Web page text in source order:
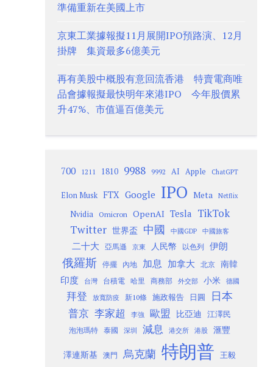
準備重新在美國上市
京東工業據報擬11月展開IPO預路演、12月
掛牌 集資最多6億美元
再有美股中概股有意回流香港 特賣電商唯
品會據報擬最快明年來港IPO 今年股價累
升47%、市值逼百億美元
700 1211 1810 9988 9992 AI Apple ChatGPT
Elon Musk FTX Google IPO Meta Netflix
Nvidia Omicron OpenAI Tesla TikTok
Twitter 世界盃 中國 中國GDP 中國旅客
二十大 亞馬遜 京東 人民幣 以色列 伊朗
俄羅斯 停擺 內地 加息 加拿大 北京
南韓
印度
台灣 台積電 哈里 商務部 外交部 小米 德國
拜登 放寬防疫 新10條 施政報告 日圓 日本
普京 李家超 李強 歐盟 比亞迪 江澤民
泡泡瑪特 泰國 深圳 減息 港交所 港股 滙豐
澤連斯基 澳門 烏克蘭 特朗普 王毅